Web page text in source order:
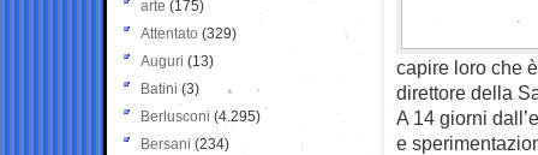
capire loro che
direttore della
A 14 giorni
e
arte (175)
Attentato (329)
Auguri (13)
Batini (3)
Berlusconi (4.295)
Bersani (234)